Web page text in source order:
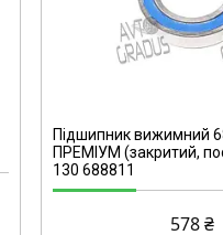
Підшипник вижимний
ПРЕМІУМ (закритий,
130 688811
578 ₴